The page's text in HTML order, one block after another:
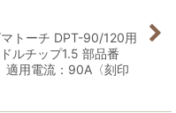
トーチ DPT-90/120用
ルチップ1.5 部品番
用電流：90A〈刻印